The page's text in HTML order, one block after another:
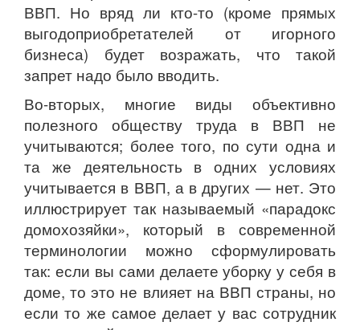
ВВП. Но вряд ли кто-то (кроме прямых
выгодоприобретателей от игорного
бизнеса) будет возражать, что такой
запрет надо было вводить.
Во-вторых, многие виды объективно
полезного обществу труда в ВВП не
учитываются; более того, по сути одна и
та же деятельность в одних условиях
учитывается в ВВП, а в других — нет. Это
иллюстрирует так называемый «парадокс
домохозяйки», который в современной
терминологии можно сформулировать
так: если вы сами делаете уборку у себя в
доме, то это не влияет на ВВП страны, но
если то же самое делает у вас сотрудник